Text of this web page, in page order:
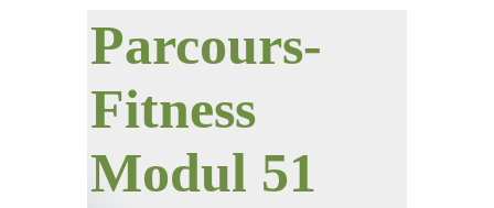
Parcours-
Fitness
Modul 51